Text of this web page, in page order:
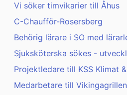
Vi söker timvikarier till Åhus
C-Chaufför-Rosersberg
Behörig lärare i SO med
Sjuksköterska sökes -
Projektledare till KSS Klimat
Medarbetare till